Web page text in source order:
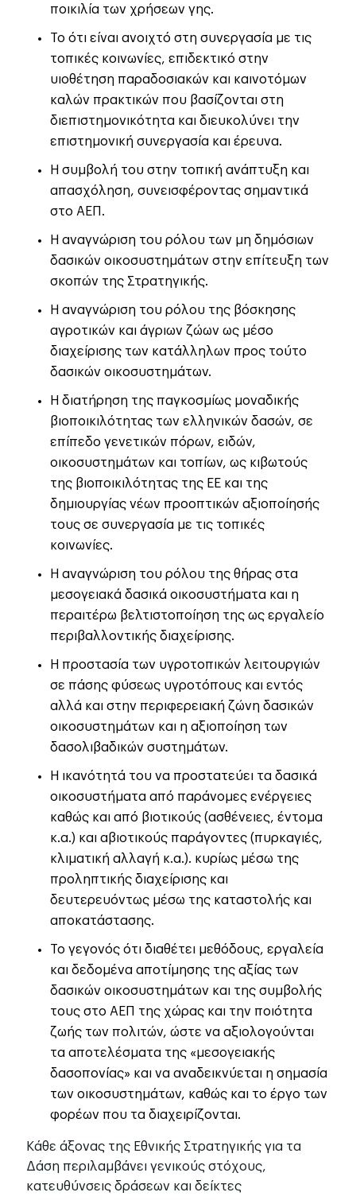
ποικιλία των χρήσεων γης.
Το ότι είναι ανοιχτό στη συνεργασία με τις
τοπικές κοινωνίες, επιδεκτικό στην
υιοθέτηση παραδοσιακών και καινοτόμων
καλών πρακτικών που βασίζονται στη
διεπιστημονικότητα και διευκολύνει την
επιστημονική συνεργασία και έρευνα.
Η συμβολή του στην τοπική ανάπτυξη και
απασχόληση, συνεισφέροντας σημαντικά
στο ΑΕΠ.
Η αναγνώριση του ρόλου των μη δημόσιων
δασικών οικοσυστημάτων στην επίτευξη των
σκοπών της Στρατηγικής.
Η αναγνώριση του ρόλου της βόσκησης
αγροτικών και άγριων ζώων ως μέσο
διαχείρισης των κατάλληλων προς τούτο
δασικών οικοσυστημάτων.
Η διατήρηση της παγκοσμίως μοναδικής
βιοποικιλότητας των ελληνικών δασών, σε
επίπεδο γενετικών πόρων, ειδών,
οικοσυστημάτων και τοπίων, ως κιβωτούς
της βιοποικιλότητας της ΕΕ και της
δημιουργίας νέων προοπτικών αξιοποίησής
τους σε συνεργασία με τις τοπικές
κοινωνίες.
Η αναγνώριση του ρόλου της θήρας στα
μεσογειακά δασικά οικοσυστήματα και η
περαιτέρω βελτιστοποίηση της ως εργαλείο
περιβαλλοντικής διαχείρισης.
Η προστασία των υγροτοπικών λειτουργιών
σε πάσης φύσεως υγροτόπους και εντός
αλλά και στην περιφερειακή ζώνη δασικών
οικοσυστημάτων και η αξιοποίηση των
δασολιβαδικών συστημάτων.
Η ικανότητά του να προστατεύει τα δασικά
οικοσυστήματα από παράνομες ενέργειες
καθώς και από βιοτικούς (ασθένειες, έντομα
κ.α.) και αβιοτικούς παράγοντες (πυρκαγιές,
κλιματική αλλαγή κ.α.). κυρίως μέσω της
προληπτικής διαχείρισης και
δευτερευόντως μέσω της καταστολής και
αποκατάστασης.
Το γεγονός ότι διαθέτει μεθόδους, εργαλεία
και δεδομένα αποτίμησης της αξίας των
δασικών οικοσυστημάτων και της συμβολής
τους στο ΑΕΠ της χώρας και την ποιότητα
ζωής των πολιτών, ώστε να αξιολογούνται
τα αποτελέσματα της «μεσογειακής
δασοπονίας» και να αναδεικνύεται η σημασία
των οικοσυστημάτων, καθώς και το έργο των
φορέων που τα διαχειρίζονται.
Κάθε άξονας της Εθνικής Στρατηγικής για τα
Δάση περιλαμβάνει γενικούς στόχους,
κατευθύνσεις δράσεων και δείκτες